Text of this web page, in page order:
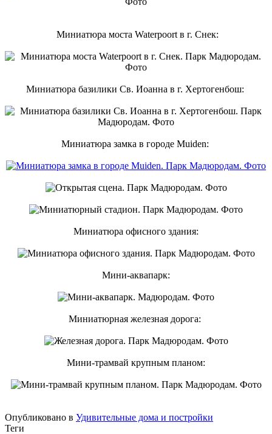
Миниатюра моста Waterpoort в г. Снек:
Миниатюра базилики Св. Иоанна в г. Хертогенбош:
Миниатюра замка в городе Muiden:
Миниатюра офисного здания:
Мини-аквапарк:
Миниатюрная железная дорога:
Мини-трамвай крупным планом:
Опубликовано в Удивительные дома и постройки
Теги